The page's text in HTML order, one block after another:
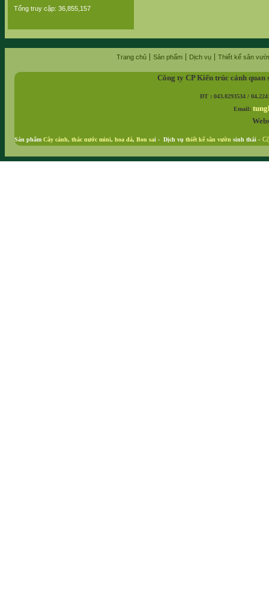
Tổng truy cập: 36,855,157
Trang chủ Sản phẩm Dịch vụ Thiết kế sân
Công ty CP Kiến trúc cảnh
ĐT : 043.8293534 /
Email:
Sản phẩm Cây cảnh, thác nước mini, hoa đá, Bon sai - Dịch vụ thiết kế sân vườn sinh thái -